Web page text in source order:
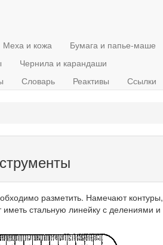
Меха и кожа
Бумага и папье-маше
Чернила и карандаши
Словарь Реактивы Ссылки
разметить. Намечают контуры,
стальную линейку с делениями и